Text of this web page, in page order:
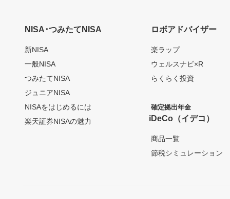
NISA･つみたてNISA
新NISA
一般NISA
つみたてNISA
ジュニアNISA
NISAをはじめるには
楽天証券NISAの魅力
ロボアドバイザー
楽ラップ
ウェルスナビ×R
らくらく投資
確定拠出年金
iDeCo（イデコ）
商品一覧
節税シミュレーション